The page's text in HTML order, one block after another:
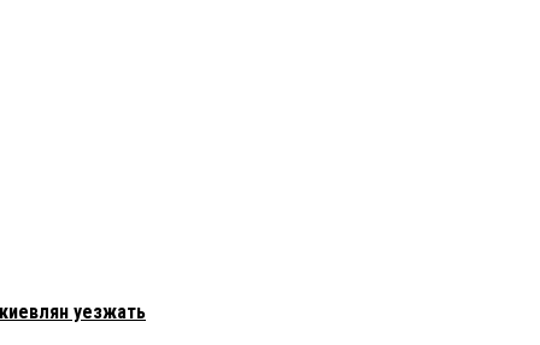
уезжать